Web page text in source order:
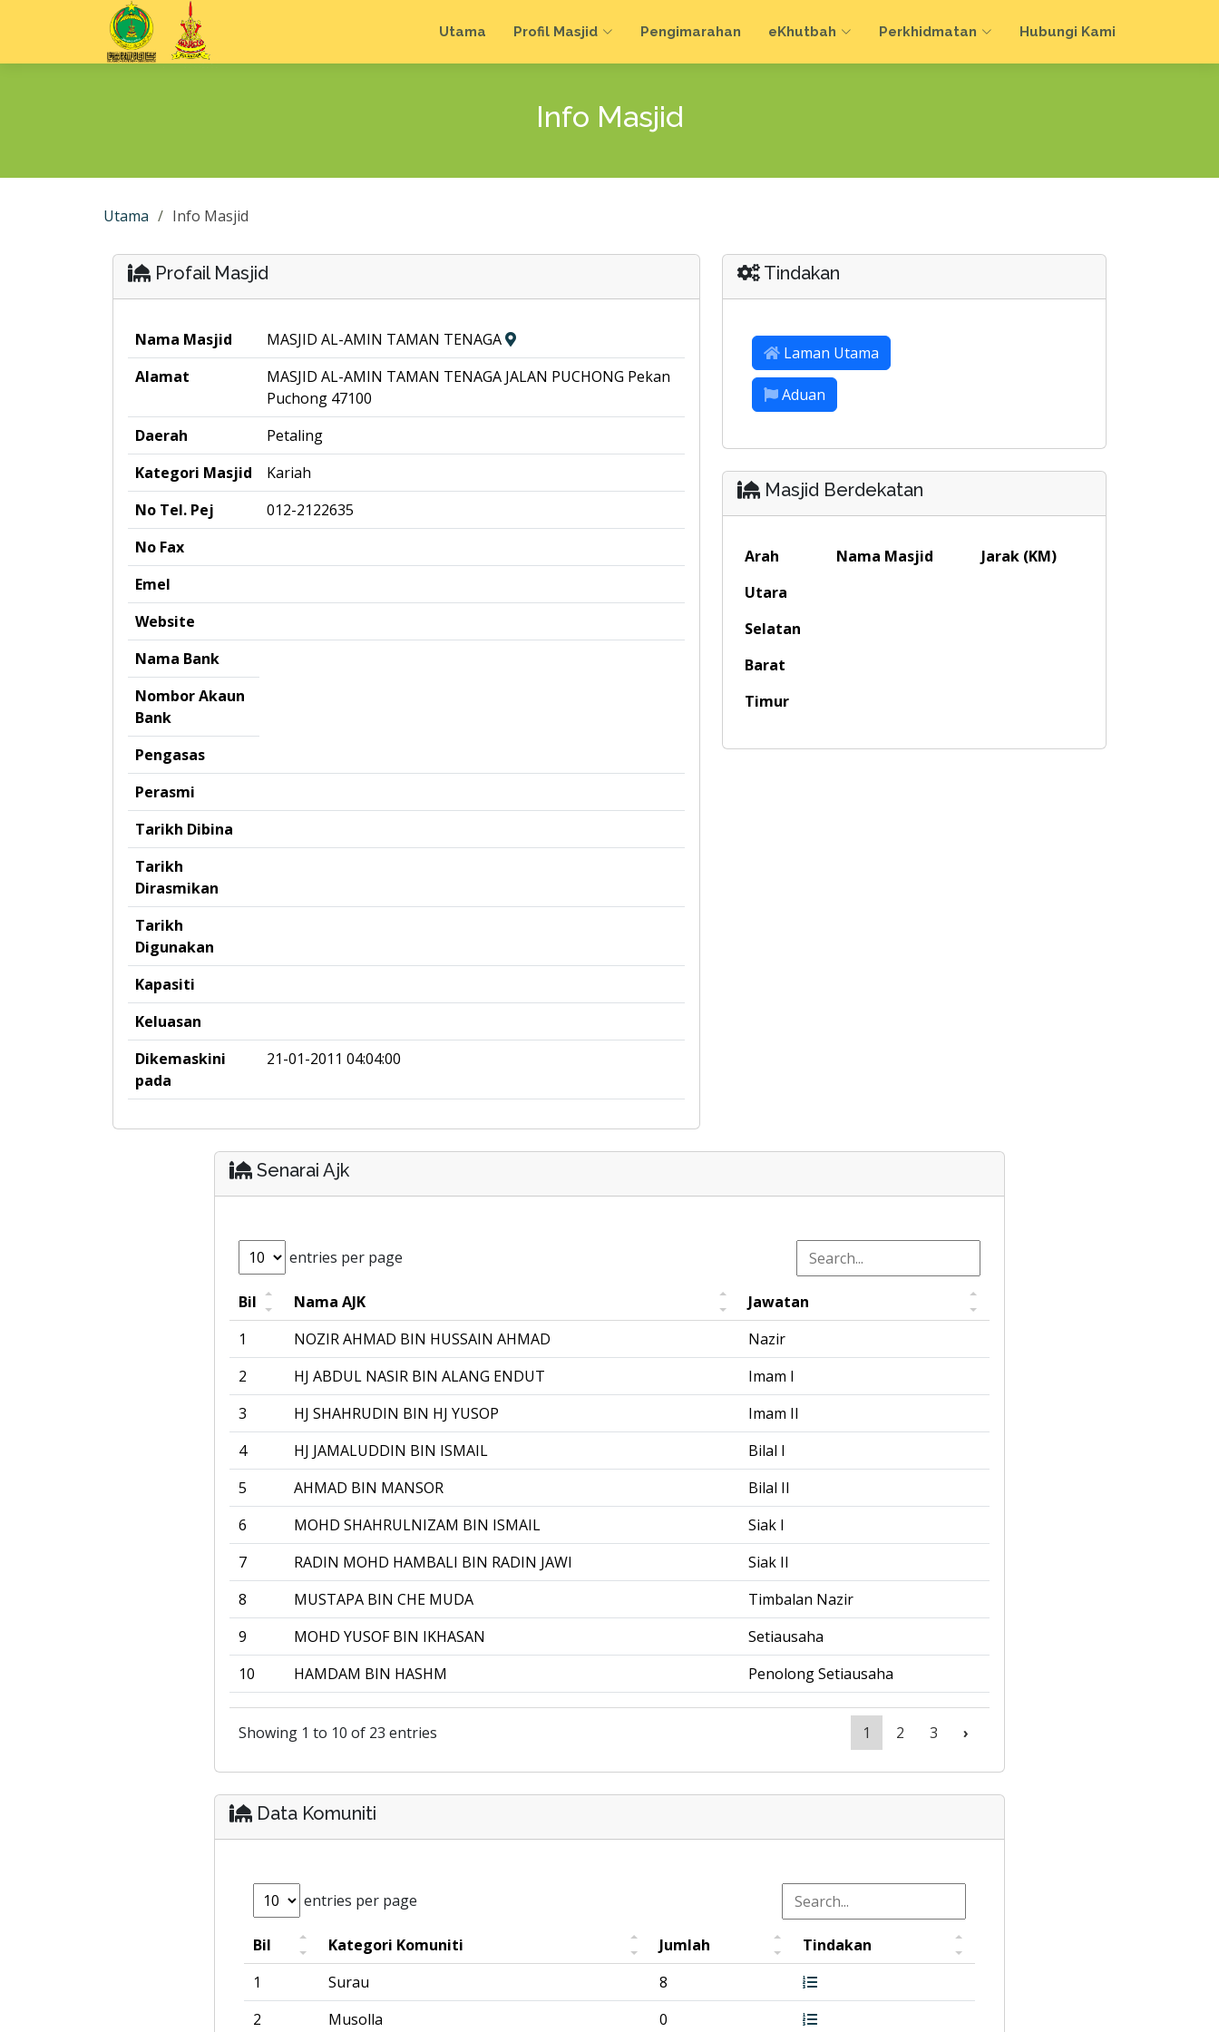
Utama Profil Masjid Pengimarahan eKhutbah Perkhidmatan Hubungi Kami
Info Masjid
Utama Info Masjid
Profail Masjid
Nama Masjid
MASJID AL-AMIN TAMAN TENAGA
Alamat
MASJID AL-AMIN TAMAN TENAGA JALAN PUCHONG Pekan
Puchong 47100
Daerah
Petaling
Kategori Masjid
Kariah
No Tel. Pej
012-2122635
No Fax
Emel
Website
Nama Bank
Nombor Akaun
Bank
Pengasas
Perasmi
Tarikh Dibina
Tarikh
Dirasmikan
Tarikh
Digunakan
Kapasiti
Keluasan
Dikemaskini
pada
21-01-2011 04:04:00
Tindakan
Laman Utama
Aduan
Masjid Berdekatan
Arah Nama Masjid
Jarak (KM)
Utara
Selatan
Barat
Timur
Senarai Ajk
entries per page
Bil Nama AJK
Jawatan
1
NOZIR AHMAD BIN HUSSAIN AHMAD
Nazir
2
HJ ABDUL NASIR BIN ALANG ENDUT
Imam I
3
HJ SHAHRUDIN BIN HJ YUSOP
Imam II
4
HJ JAMALUDDIN BIN ISMAIL
Bilal I
5
AHMAD BIN MANSOR
Bilal II
6
MOHD SHAHRULNIZAM BIN ISMAIL
Siak I
7
RADIN MOHD HAMBALI BIN RADIN JAWI
Siak II
8
MUSTAPA BIN CHE MUDA
Timbalan Nazir
9
MOHD YUSOF BIN IKHASAN
Setiausaha
10
HAMDAM BIN HASHM Penolong Setiausaha
Showing 1 to 10 of 23 entries 1 2 3 ›
Data Komuniti
entries per page
Bil Kategori Komuniti Jumlah
Tindakan
1
Surau
8
2
Musolla
0